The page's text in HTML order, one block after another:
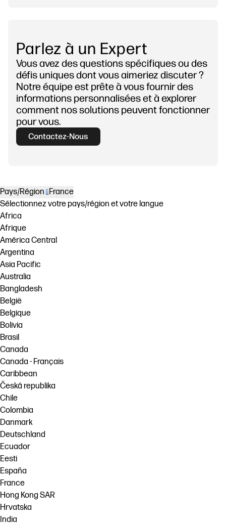
Parlez à un Expert
Vous avez des questions spécifiques ou des
défis uniques dont vous aimeriez discuter ?
Notre équipe est prête à vous fournir des
informations personnalisées et à explorer
comment nos solutions peuvent fonctionner
pour vous.
Contactez-Nous
Pays/Région
France
Sélectionnez votre pays/région et votre langue
Africa
Afrique
América Central
Argentina
Asia Pacific
Australia
Bangladesh
België
Belgique
Bolivia
Brasil
Canada
Canada - Français
Caribbean
Česká republika
Chile
Colombia
Danmark
Deutschland
Ecuador
Eesti
España
France
Hong Kong SAR
Hrvatska
India